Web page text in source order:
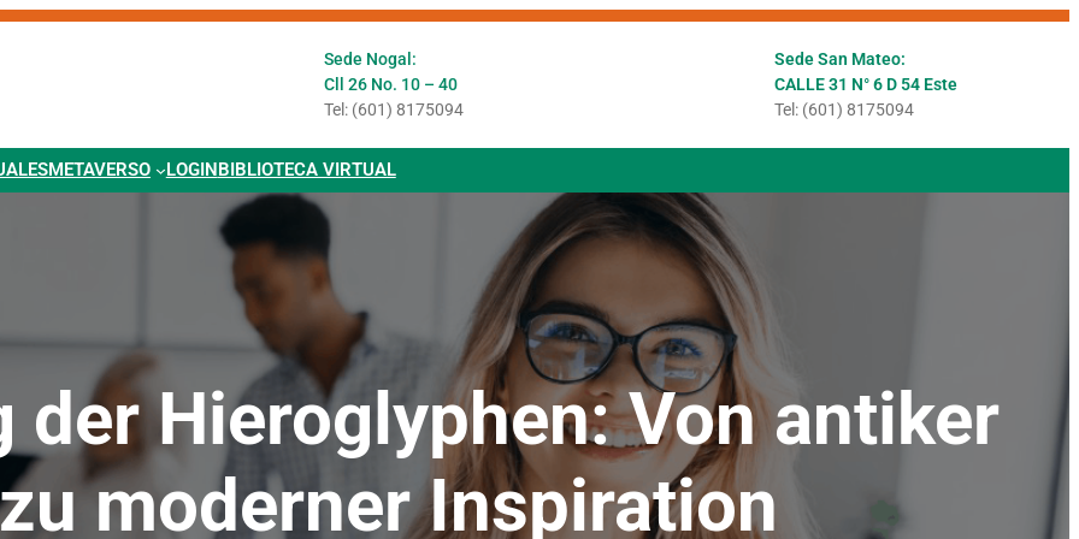
Sede Nogal:
Cll 26 No. 10 – 40
Tel: (601) 8175094
Sede San Mateo:
CALLE 31 N° 6 D 54 Este
Tel: (601) 8175094
METAVERSO LOGIN BIBLIOTECA VIRTUAL
der Hieroglyphen: Von antiker
moderner Inspiration